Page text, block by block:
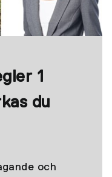
1
du
och